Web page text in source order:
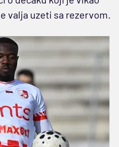
valja uzeti sa rezervom.